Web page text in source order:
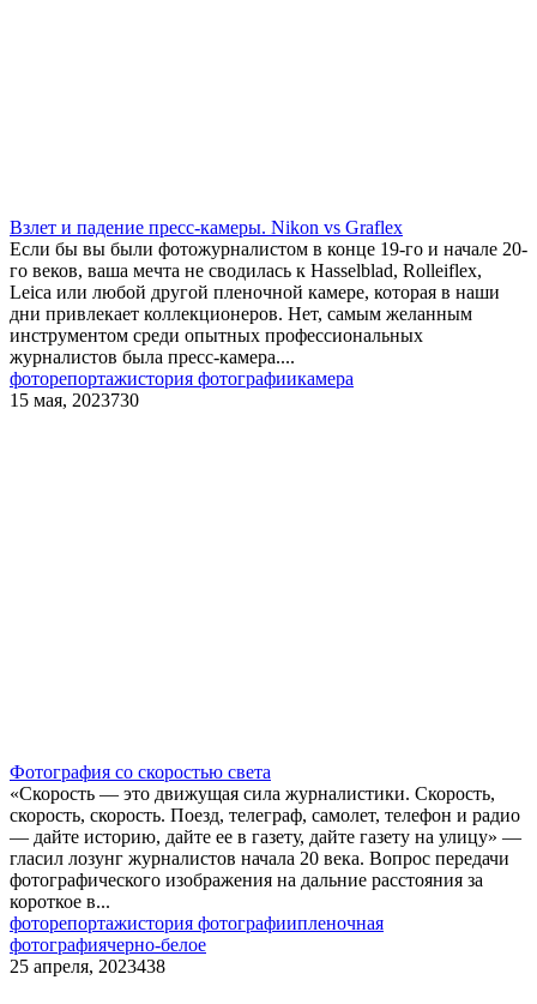
Взлет и падение пресс-камеры. Nikon vs Graflex
Если бы вы были фотожурналистом в конце 19-го и начале 20-
го веков, ваша мечта не сводилась к Hasselblad, Rolleiflex,
Leica или любой другой пленочной камере, которая в наши
дни привлекает коллекционеров. Нет, самым желанным
инструментом среди опытных профессиональных
журналистов была пресс-камера....
фоторепортажистория фотографиикамера
15 мая, 2023730
Фотография со скоростью света
«Скорость — это движущая сила журналистики. Скорость,
скорость, скорость. Поезд, телеграф, самолет, телефон и радио
— дайте историю, дайте ее в газету, дайте газету на улицу» —
гласил лозунг журналистов начала 20 века. Вопрос передачи
фотографического изображения на дальние расстояния за
короткое в...
фоторепортажистория фотографиипленочная
фотографиячерно-белое
25 апреля, 2023438